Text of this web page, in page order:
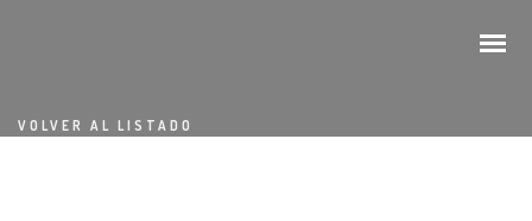
VOLVER AL LISTADO